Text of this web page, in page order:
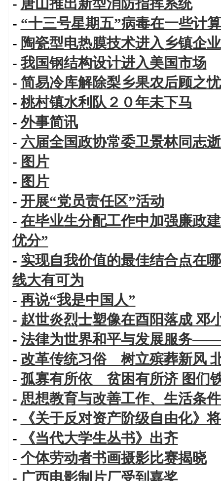
- 唐山推出新型消防指挥系统
- “十三号星期五”病毒在一些计
- 陶瓷型电热膜技术进入乡镇企业
- 我国钢结构设计进入美国市场
- 简易冷库解除梨乡果农后顾之忧
- 桃村镇水利队２０年未下马
- 外事简讯
- 六届全国政协常委卫景林同志
- 图片
- 图片
- 开展“党员责任区”活动
- 在毕业生分配工作中加强廉政
优分”
- 实现自我价值的最佳结合点在
线大有可为
- 再说“我是中国人”
- 赵世炎烈士塑像在酉阳落成 邓
- 法律为世界和平与发展服务
- 改革传统习俗 树立殡葬新风
- 孤寡有所依 贫困有所济 图们
- 思想教育与改善工作、生活条
-
《关于反对资产阶级自由化》
-
《当代大学生丛书》出齐
- 个体劳动者书画摄影比赛揭晓
- 广西电影制片厂受到嘉奖